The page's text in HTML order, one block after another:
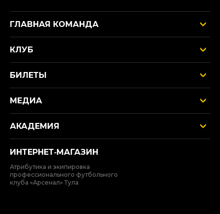
ГЛАВНАЯ КОМАНДА
КЛУБ
БИЛЕТЫ
МЕДИА
АКАДЕМИЯ
ИНТЕРНЕТ‑МАГАЗИН
Атрибутика и экипировка
профессионального футбольного
клуба «Арсенал» Тула